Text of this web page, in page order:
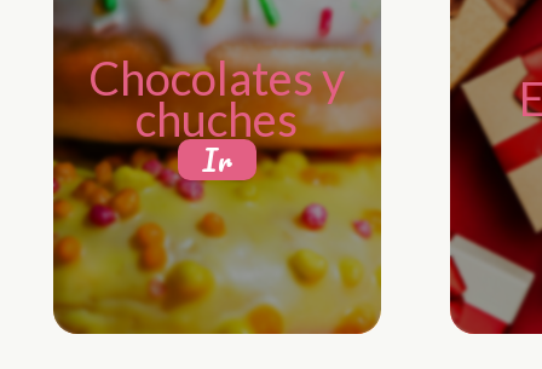
Chocolates y
chuches
Ir